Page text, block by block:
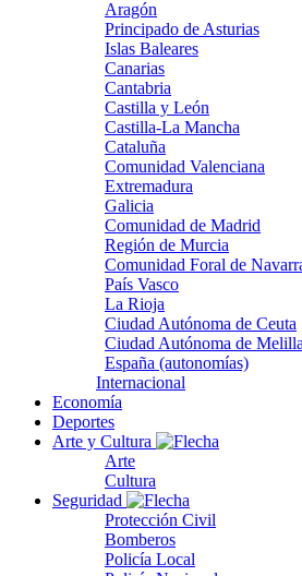
Aragón
Principado de Asturias
Islas Baleares
Canarias
Cantabria
Castilla y León
Castilla-La Mancha
Cataluña
Comunidad Valenciana
Extremadura
Galicia
Comunidad de Madrid
Región de Murcia
Comunidad Foral de
País Vasco
La Rioja
Ciudad Autónoma de Ceuta
Ciudad Autónoma de Melilla
España (autonomías)
Internacional
Economía
Deportes
Arte y Cultura
Arte
Cultura
Seguridad
Protección Civil
Bomberos
Policía Local